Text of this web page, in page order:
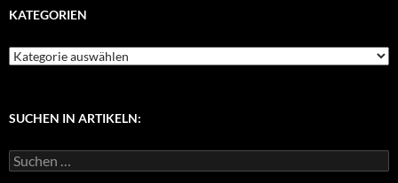
KATEGORIEN
K
g
r
SUCHEN IN ARTIKELN:
S
u